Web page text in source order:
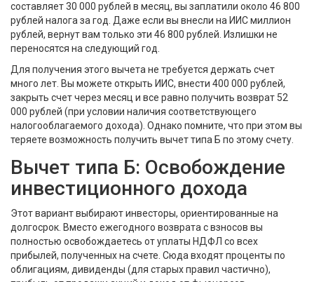
составляет 30 000 рублей в месяц, вы заплатили около 46 800
рублей налога за год. Даже если вы внесли на ИИС миллион
рублей, вернут вам только эти 46 800 рублей. Излишки не
переносятся на следующий год.
Для получения этого вычета не требуется держать счет
много лет. Вы можете открыть ИИС, внести 400 000 рублей,
закрыть счет через месяц и все равно получить возврат 52
000 рублей (при условии наличия соответствующего
налогооблагаемого дохода). Однако помните, что при этом вы
теряете возможность получить вычет типа Б по этому счету.
Вычет типа Б: Освобождение
инвестиционного дохода
Этот вариант выбирают инвесторы, ориентированные на
долгосрок. Вместо ежегодного возврата с взносов вы
полностью освобождаетесь от уплаты НДФЛ со всех
прибылей, полученных на счете. Сюда входят проценты по
облигациям, дивиденды (для старых правил частично),